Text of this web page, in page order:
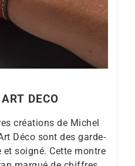
DECO
créations de Michel
Déco sont des garde-
soigné. Cette montre